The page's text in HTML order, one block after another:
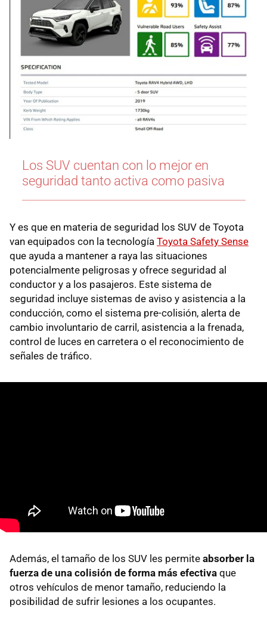
Los SUV cuentan con lo mejor en
seguridad tanto activa como pasiva
Y es que en materia de seguridad los SUV de Toyota
van equipados con la tecnología Toyota Safety Sense
que ayuda a mantener a raya las situaciones
potencialmente peligrosas y ofrece seguridad al
conductor y a los pasajeros. Este sistema de
seguridad incluye sistemas de aviso y asistencia a la
conducción, como el sistema pre-colisión, alerta de
cambio involuntario de carril, asistencia a la frenada,
control de luces en carretera o el reconocimiento de
señales de tráfico.
Además, el tamaño de los SUV les permite absorber la
fuerza de una colisión de forma más efectiva que
otros vehículos de menor tamaño, reduciendo la
posibilidad de sufrir lesiones a los ocupantes.